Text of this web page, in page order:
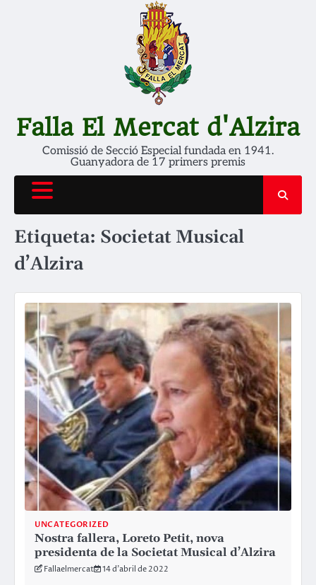
Falla El Mercat d'Alzira
Comissió de Secció Especial fundada en 1941.
Guanyadora de 17 primers premis
Etiqueta: Societat Musical
d’Alzira
UNCATEGORIZED
Nostra fallera, Loreto Petit, nova
presidenta de la Societat Musical d’Alzira
Fallaelmercat 14 d'abril de 2022